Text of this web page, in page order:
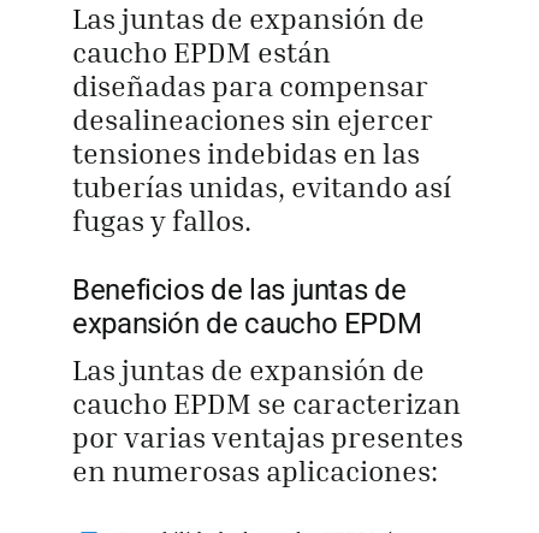
Las juntas de expansión de
caucho EPDM están
diseñadas para compensar
desalineaciones sin ejercer
tensiones indebidas en las
tuberías unidas, evitando así
fugas y fallos.
Beneficios de las juntas de
expansión de caucho EPDM
Las juntas de expansión de
caucho EPDM se caracterizan
por varias ventajas presentes
en numerosas aplicaciones: